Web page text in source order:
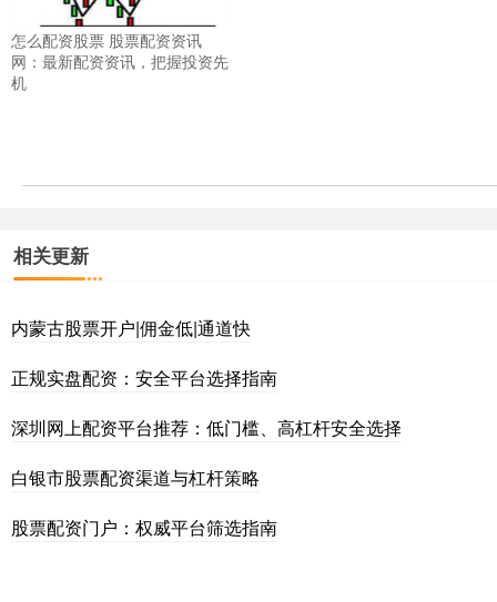
怎么配资股票 股票配资资讯
网：最新配资资讯，把握投资先
机
相关更新
内蒙古股票开户|佣金低|通道快
正规实盘配资：安全平台选择指南
深圳网上配资平台推荐：低门槛、高杠杆安全选择
白银市股票配资渠道与杠杆策略
股票配资门户：权威平台筛选指南